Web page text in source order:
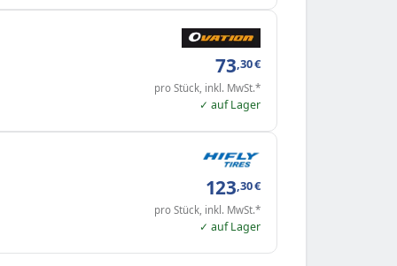
73,30€
pro Stück, inkl. MwSt.*
✓ auf Lager
123,30€
pro Stück, inkl. MwSt.*
✓ auf Lager